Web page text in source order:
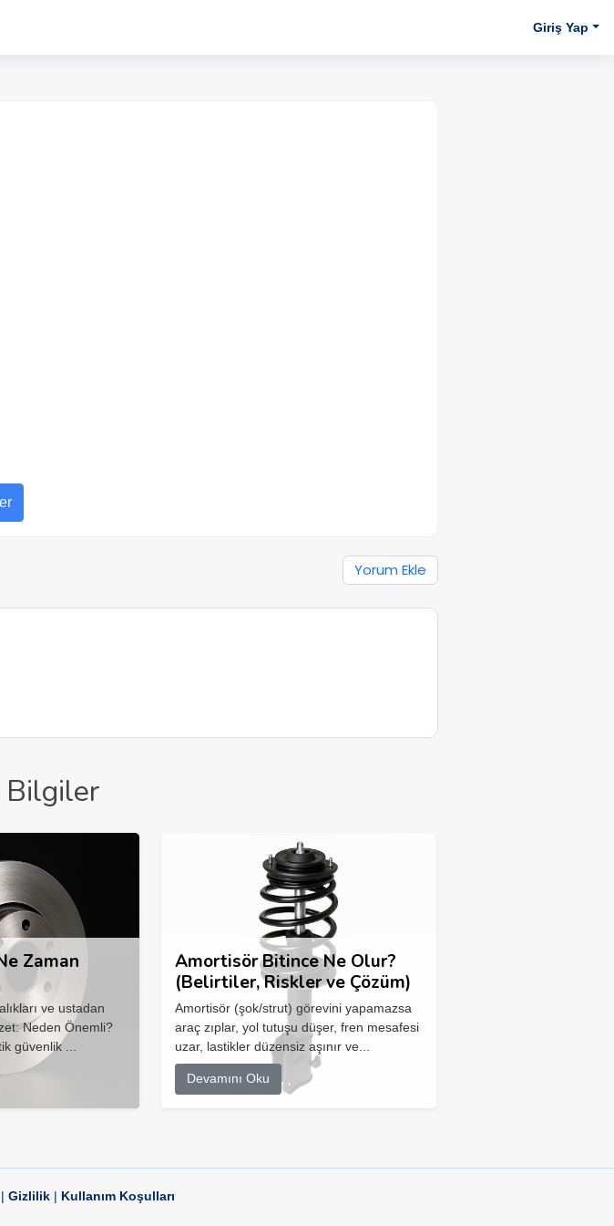
Giriş Yap
Yorum Ekle
Bilgiler
Zaman
ve ustadan
Neden Önemli?
güvenlik ...
Amortisör Bitince Ne Olur?
(Belirtiler, Riskler ve Çözüm)
Amortisör (şok/strut) görevini yapamazsa
araç zıplar, yol tutuşu düşer, fren mesafesi
uzar, lastikler düzensiz aşınır ve...
Devamını Oku
| Gizlilik| Kullanım Koşulları